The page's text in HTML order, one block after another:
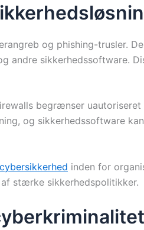
og phishing-trusler.
andre
begrænser
og sikkerhedssoftware
cybersikkerhed inden for
stærke sikkerhedspolitikker.